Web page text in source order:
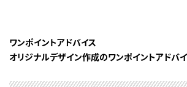
ワンポイントアドバイス
オリジナルデザイン作成のワンポイントアドバ